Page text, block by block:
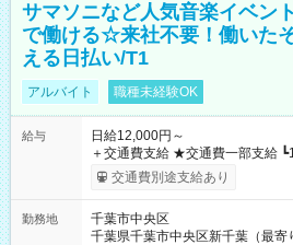
サマソニなど人気音楽イベン
で働ける☆来社不要！働いた
える日払い/T1
アルバイト 職種未経験OK
給与
日給12,000円～
＋交通費支給 ★交通費一部支給 ┗1日500円を超えた分は全額支
給！ ※往復500円以内の方は自己負担とな
（規定あり） ┗働いたその日に
なし
交通費別途支給あり
勤務地
千葉市中央区
千葉県千葉市中央区新千葉（最寄